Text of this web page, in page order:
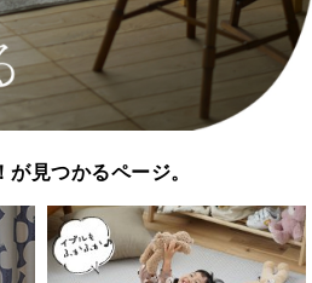
が見つかるページ。